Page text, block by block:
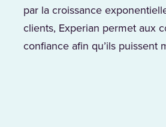
par la croissance
clients, Experian permet aux
confiance afin qu’ils puissent